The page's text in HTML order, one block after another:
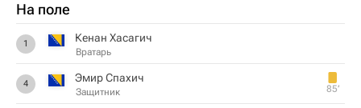
На поле
1 Кенан Хасагич
Вратарь
4 Эмир Спахич
Защитник 85‎’‎